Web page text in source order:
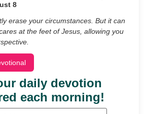
8
erase your circumstances. But it can
at the feet of Jesus, allowing you